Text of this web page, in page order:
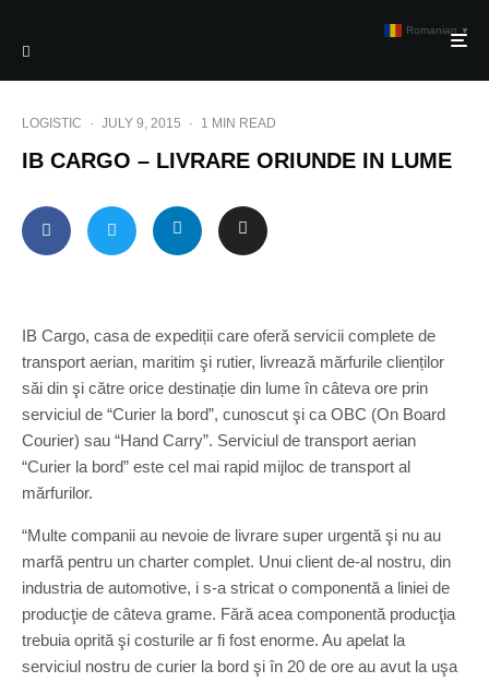
LOGISTIC · JULY 9, 2015 · 1 MIN READ
IB CARGO – LIVRARE ORIUNDE IN LUME
IB Cargo, casa de expediții care oferă servicii complete de
transport aerian, maritim şi rutier, livrează mărfurile clienților
săi din şi către orice destinație din lume în câteva ore prin
serviciul de “Curier la bord”, cunoscut şi ca OBC (On Board
Courier) sau “Hand Carry”. Serviciul de transport aerian
“Curier la bord” este cel mai rapid mijloc de transport al
mărfurilor.
“Multe companii au nevoie de livrare super urgentă şi nu au
marfă pentru un charter complet. Unui client de-al nostru, din
industria de automotive, i s-a stricat o componentă a liniei de
producţie de câteva grame. Fără acea componentă producţia
trebuia oprită şi costurile ar fi fost enorme. Au apelat la
serviciul nostru de curier la bord şi în 20 de ore au avut la uşa
Romanian ▼